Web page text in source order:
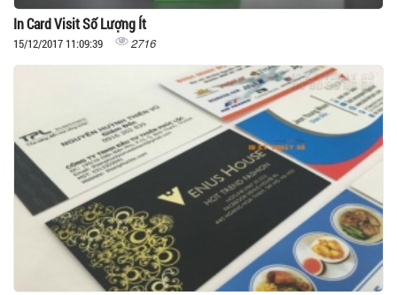
In Card Visit Số Lượng Ít
15/12/2017 11:09:39 2716